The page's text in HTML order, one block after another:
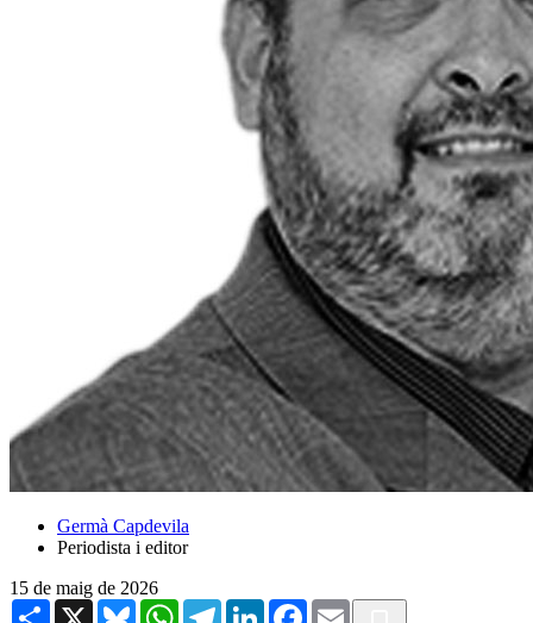
Germà Capdevila
Periodista i editor
15 de maig de 2026
Share X BlueskyWhatsAppTelegramLinkedInFacebook
Email